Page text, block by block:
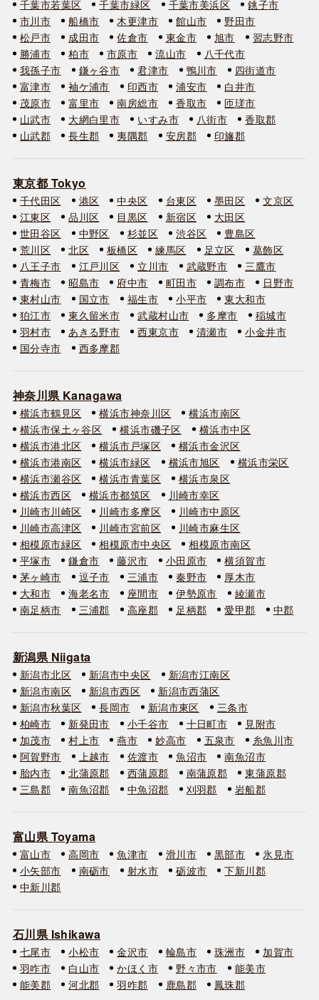
千葉市若葉区
千葉市緑区 千葉市美浜区
銚子市
市川市
船橋市 木更津市 館山市
野田市
松戸市
成田市 佐倉市 東金市 旭市
習志野市
勝浦市
柏市 市原市 流山市
八千代市
我孫子市
鎌ヶ谷市 君津市 鴨川市
四街道市
富津市
袖ケ浦市 印西市 浦安市
白井市
茂原市
富里市 南房総市 香取市
匝瑳市
山武市
大網白里市 いすみ市 八街市
香取郡
山武郡
長生郡 夷隅郡 安房郡 印旛郡
東京都 Tokyo
千代田区 港区 中央区 台東区 墨田区
文京区
江東区
品川区 目黒区 新宿区
大田区
世田谷区
中野区 杉並区 渋谷区
豊島区
荒川区
北区 板橋区 練馬区 足立区
葛飾区
八王子市
江戸川区 立川市 武蔵野市
三鷹市
青梅市
昭島市 府中市 町田市 調布市
日野市
東村山市
国立市 福生市 小平市
東大和市
狛江市
東久留米市 武蔵村山市 多摩市
稲城市
羽村市
あきる野市 西東京市 清瀬市
小金井市
国分寺市
西多摩郡
神奈川県 Kanagawa
横浜市鶴見区 横浜市神奈川区
横浜市南区
横浜市保土ヶ谷区
横浜市磯子区
横浜市中区
横浜市港北区
横浜市戸塚区
横浜市金沢区
横浜市港南区
横浜市緑区 横浜市旭区
横浜市栄区
横浜市瀬谷区
横浜市青葉区
横浜市泉区
横浜市西区
横浜市都筑区
川崎市幸区
川崎市川崎区
川崎市多摩区
川崎市中原区
川崎市高津区
川崎市宮前区
川崎市麻生区
相模原市緑区
相模原市中央区
相模原市南区
平塚市
鎌倉市 藤沢市 小田原市
横須賀市
茅ヶ崎市
逗子市 三浦市 秦野市
厚木市
大和市
海老名市 座間市 伊勢原市
綾瀬市
南足柄市
三浦郡 高座郡 足柄郡 愛甲郡 中郡
新潟県 Niigata
新潟市北区 新潟市中央区
新潟市江南区
新潟市南区
新潟市西区
新潟市西蒲区
新潟市秋葉区
長岡市 新潟市東区
三条市
柏崎市
新発田市 小千谷市 十日町市
見附市
加茂市
村上市 燕市 妙高市 五泉市
糸魚川市
阿賀野市
上越市 佐渡市 魚沼市
南魚沼市
胎内市
北蒲原郡 西蒲原郡 南蒲原郡
東蒲原郡
三島郡
南魚沼郡 中魚沼郡 刈羽郡 岩船郡
富山県 Toyama
富山市 高岡市 魚津市 滑川市 黒部市
氷見市
小矢部市
南砺市 射水市 砺波市
下新川郡
中新川郡
石川県 Ishikawa
七尾市 小松市 金沢市 輪島市 珠洲市
加賀市
羽咋市
白山市 かほく市 野々市市
能美市
能美郡
河北郡 羽咋郡 鹿島郡 鳳珠郡